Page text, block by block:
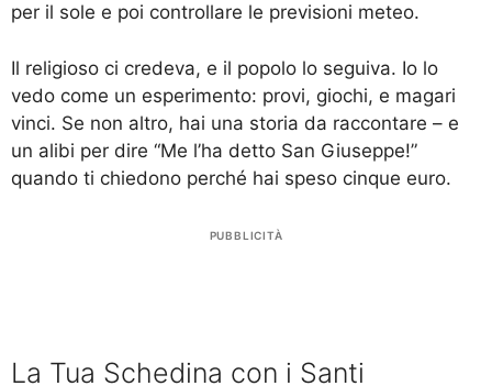
per il sole e poi controllare le previsioni meteo.
Il religioso ci credeva, e il popolo lo seguiva. Io lo
vedo come un esperimento: provi, giochi, e magari
vinci. Se non altro, hai una storia da raccontare – e
un alibi per dire “Me l’ha detto San Giuseppe!”
quando ti chiedono perché hai speso cinque euro.
PUBBLICITÀ
La Tua Schedina con i Santi